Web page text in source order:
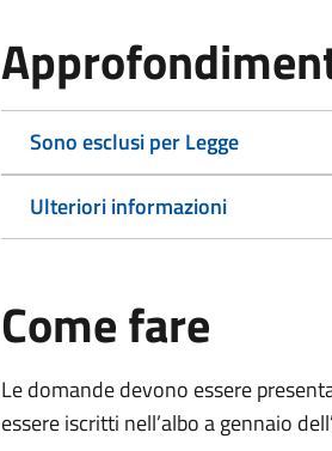
Sono esclusi per Legge
Ulteriori informazioni
Come fare
Le domandedevono essere
essere iscritti nell’albo a gennaio